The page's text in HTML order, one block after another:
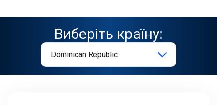
Виберіть країну: